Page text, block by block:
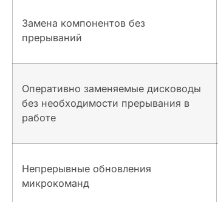
Замена компонентов без
прерываний
Оперативно заменяемые дисководы
без необходимости прерывания в
работе
Непрерывные обновления
микрокоманд